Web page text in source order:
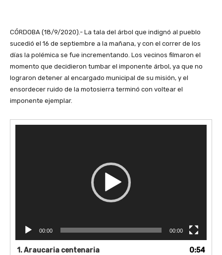
CÓRDOBA (18/9/2020).- La tala del árbol que indignó al pueblo
sucedió el 16 de septiembre a la mañana, y con el correr de los
días la polémica se fue incrementando. Los vecinos filmaron el
momento que decidieron tumbar el imponente árbol, ya que no
lograron detener al encargado municipal de su misión, y el
ensordecer ruido de la motosierra terminó con voltear el
imponente ejemplar.
00:00 00:00
1.Araucaria centenaria 0:54